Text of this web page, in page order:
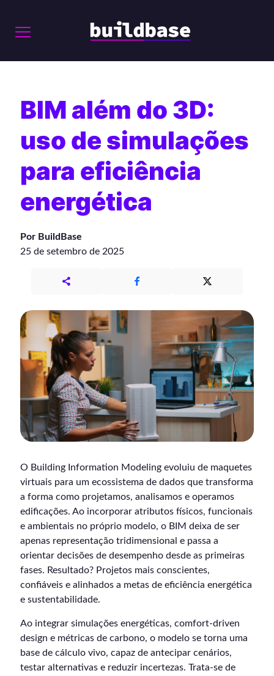
BIM além do 3D:
uso de simulações
para eficiência
energética
Por BuildBase
25 de setembro de 2025
O Building Information Modeling evoluiu de maquetes
virtuais para um ecossistema de dados que transforma
a forma como projetamos, analisamos e operamos
edificações. Ao incorporar atributos físicos, funcionais
e ambientais no próprio modelo, o BIM deixa de ser
apenas representação tridimensional e passa a
orientar decisões de desempenho desde as primeiras
fases. Resultado? Projetos mais conscientes,
confiáveis e alinhados a metas de eficiência energética
e sustentabilidade.
Ao integrar simulações energéticas, comfort-driven
design e métricas de carbono, o modelo se torna uma
base de cálculo vivo, capaz de antecipar cenários,
testar alternativas e reduzir incertezas. Trata-se de